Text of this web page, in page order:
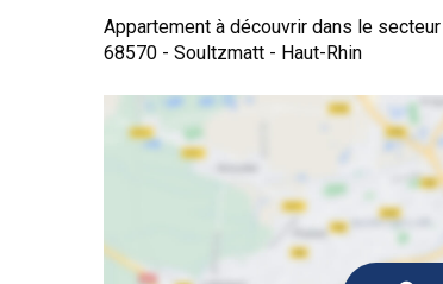
Appartement à découvrir dans le
68570 - Soultzmatt - Haut-Rhin